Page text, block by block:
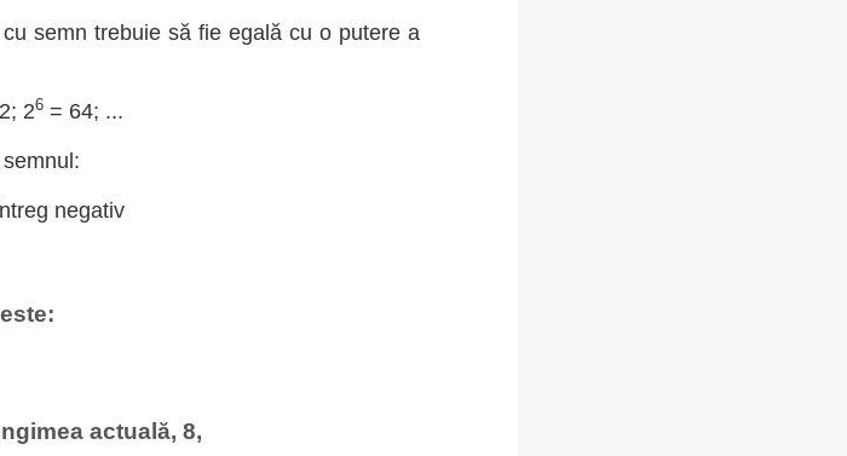
semn trebuie să fie egală cu o putere a
26= 64; ...
negativ
actuală, 8,